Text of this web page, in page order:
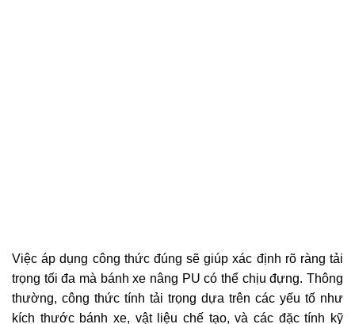
Việc áp dụng công thức đúng sẽ giúp xác định rõ ràng tải
trọng tối đa mà bánh xe nâng PU có thể chịu đựng. Thông
thường, công thức tính tải trọng dựa trên các yếu tố như
kích thước bánh xe, vật liệu chế tạo, và các đặc tính kỹ